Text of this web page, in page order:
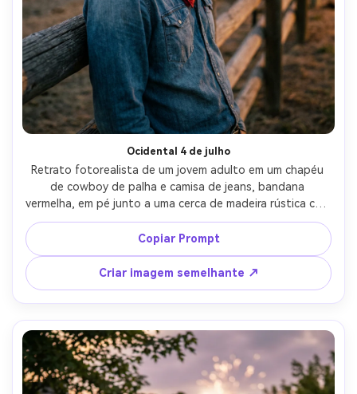
Ocidental 4 de julho
Retrato fotorealista de um jovem adulto em um chapéu
de cowboy de palha e camisa de jeans, bandana
vermelha, em pé junto a uma cerca de madeira rústica com
fogos de artifício distantes no céu, pôr do sol quente
transitando para hora azul, tirado em Nikon Z8, 85mm
f/1.8, luz de borda dourada, clima Americana robusto,
detalhes nítidos e pele natural- -ar 4:5
Copiar Prompt
Criar imagem semelhante ↗